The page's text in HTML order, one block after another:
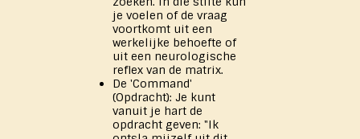
je voelen of de vraag
voortkomt uit een
werkelijke behoefte of
uit een neurologische
reflex van de matrix.
De 'Command'
(Opdracht): Je kunt
vanuit je hart de
opdracht geven: "Ik